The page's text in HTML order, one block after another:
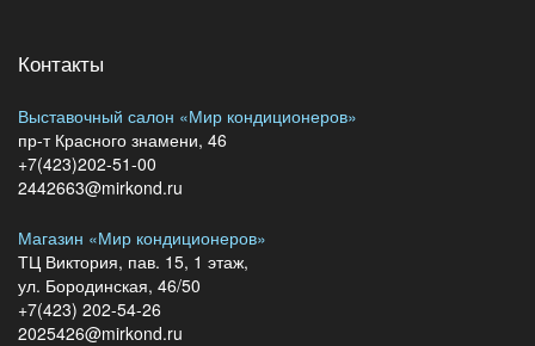
Контакты
Выставочный салон «Мир кондиционеров»
пр-т Красного знамени, 46
+7(423)202-51-00
2442663@mirkond.ru
Магазин «Мир кондиционеров»
ТЦ Виктория, пав. 15, 1 этаж,
ул. Бородинская, 46/50
+7(423) 202-54-26
2025426@mirkond.ru